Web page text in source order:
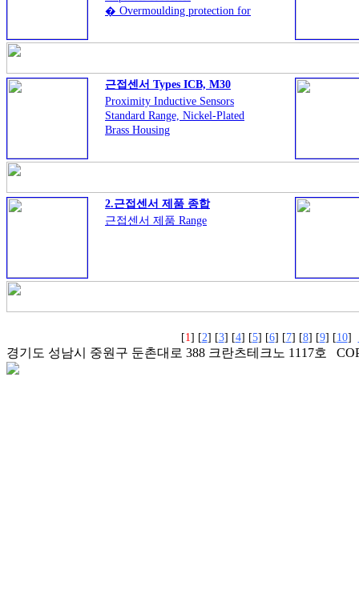
� Overmoulding protection for
근접센서 Types ICB, M30
Proximity Inductive Sensors
Standard Range, Nickel-Plated
Brass Housing
� Rated operational voltage
(Ub): 10 - 36 VDC
2.근접센서 제품 종합
근접센서 제품 Range
[1 ] [2] [3] [4] [5] [6] [7] [8] [9] [10]
경기도 성남시 중원구 둔촌대로 388 크란츠테크노 1117호